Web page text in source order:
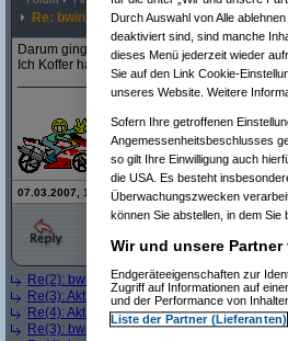
Re: bwin
Darum ging die Aktie gestern auch so richtig
Ich Koffer hab die Andritz verkauft (zwar mit
<img src="http://
07.03.2007, 11:56 Uhr - Editiert vonMajor, alte
Re(2): bwin ducducam 07.03.2007,
Re(3): Aktien - nur welche?(
Re(4): Aktien - nur welche?(Majoram
Re(3): bwin
Majoram 07.03.2007, 16:28:11)
Durch Auswahl von Alle
deaktiviert sind, sind manche
dieses Menü jederzeit wieder
Sie auf den Link Cookie-
unseres Website. Weitere
Sofern Ihre getroffenen
Angemessenheitsbeschlusses
so gilt Ihre Einwilligung auch
die USA. Es besteht
Überwachungszwecken
können Sie abstellen, in dem Sie
Wir und unsere
Endgeräteeigenschaften zur
Zugriff auf Informationen auf
und der Performance von
Liste der Partner (Lieferanten)